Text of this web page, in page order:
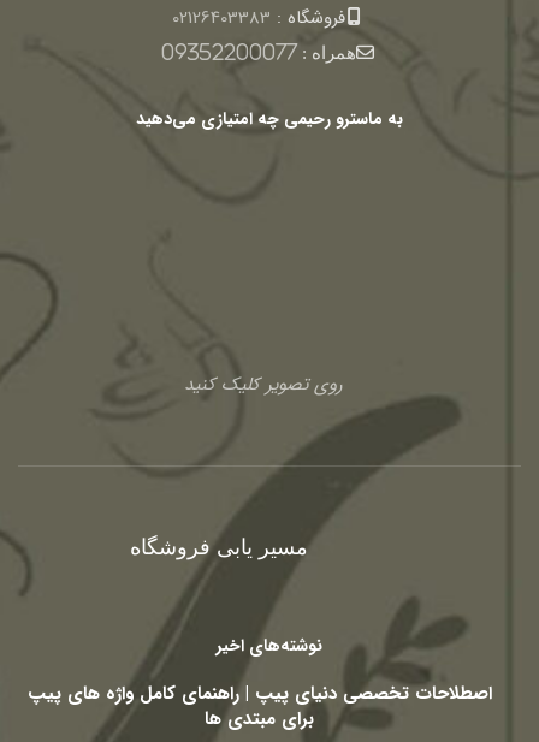
فروشگاه : 02126403383
همراه :09352200077
به ماسترو رحیمی چه امتیازی می‌دهید
روی تصویر کلیک کنید
مسیر یابی فروشگاه
نوشته‌های اخیر
اصطلاحات تخصصی دنیای پیپ | راهنمای کامل واژه های پیپ
برای مبتدی ها